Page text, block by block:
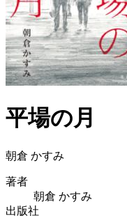
平場の月
朝倉 かすみ
著者
朝倉 かすみ
出版社